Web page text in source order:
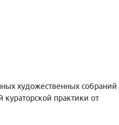
художественных собраний
практики от